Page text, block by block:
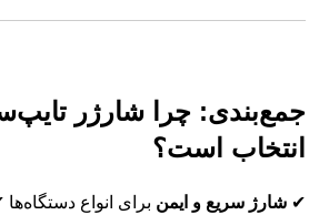
جمع‌بندی: چرا شارژر
انتخاب است؟
✔ شارژ سریع و ایمن برای انواع دستگاه‌ها